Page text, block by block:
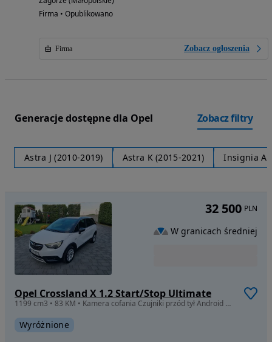
Firma • Opublikowano
Firma Zobacz ogłoszenia
Generacje dostępne dla Opel Zobacz filtry
Astra J (2010-2019) Astra K (2015-2021) Insignia A
Opel Crossland X 1.2 Start/Stop Ultimate
1199 cm3 • 83 KM • Kamera cofania Czujniki przód tył Android Apple Carplay Bardzo ładny
Wyróżnione
32 500 PLN
W granicach średniej